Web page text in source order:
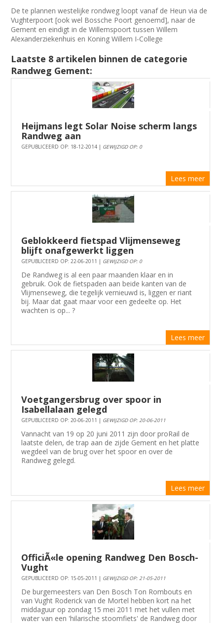
De te plannen westelijke rondweg loopt vanaf de Heun via de
Vughterpoort [ook wel Bossche Poort genoemd], naar de
Gement en eindigt in de Willemspoort tussen Willem
Alexanderziekenhuis en Koning Willem I-College
Laatste 8 artikelen binnen de categorie
Randweg Gement:
Heijmans legt Solar Noise scherm langs
Randweg aan
GEPUBLICEERD OP: 18-12-2014 | GEWIJZIGD OP: 0
Lees meer
Geblokkeerd fietspad Vlijmenseweg
blijft onafgewerkt liggen
GEPUBLICEERD OP: 22-06-2011 | GEWIJZIGD OP: 0
De Randweg is al een paar maanden klaar en in
gebruik. Ook de fietspaden aan beide kanten van de
Vlijmenseweg, die tegelijk vernieuwd is, liggen er riant
bij. Maar dat gaat maar voor een gedeelte op. Het
wachten is op... ?
Lees meer
Voetgangersbrug over spoor in
Isabellalaan gelegd
GEPUBLICEERD OP: 20-06-2011 | GEWIJZIGD OP: 20-06-2011
Vannacht van 19 op 20 juni 2011 zijn door proRail de
laatste delen, de trap aan de zijde Gement en het platte
wegdeel van de brug over het spoor en over de
Randweg gelegd.
Lees meer
OfficiÃ«le opening Randweg Den Bosch-
Vught
GEPUBLICEERD OP: 15-05-2011 | GEWIJZIGD OP: 21-05-2011
De burgemeesters van Den Bosch Ton Rombouts en
van Vught Roderick van de Mortel hebben kort na het
middaguur op zondag 15 mei 2011 met het vullen met
water van een 'hilarische stoomfiets' de Randweg door